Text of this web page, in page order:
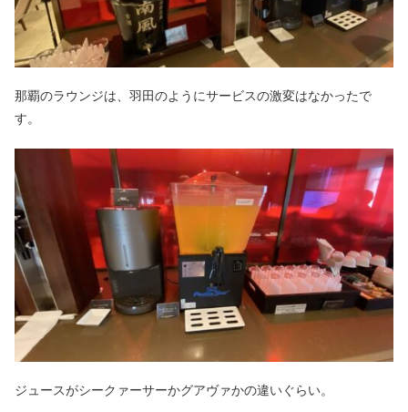
那覇のラウンジは、羽田のようにサービスの激変はなかったで
す。
ジュースがシークァーサーかグアヴァかの違いぐらい。